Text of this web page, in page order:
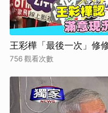
王彩樺「最後一次」修
756 觀看次數